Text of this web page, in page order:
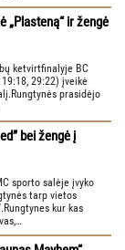
„Plasteną“ ir žengė
ketvirtfinalyje BC
29:22) įveikė
prasidėjo
bei žengė į
sporto salėje įvyko
tarp vietos
kur kas